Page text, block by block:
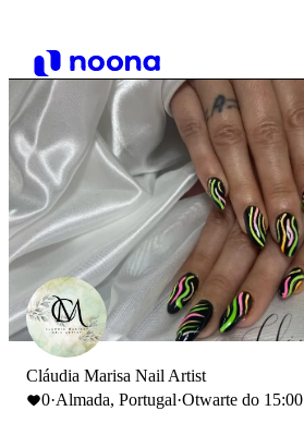
Cláudia Marisa Nail Artist
0·Almada, Portugal·Otwarte do 15:00